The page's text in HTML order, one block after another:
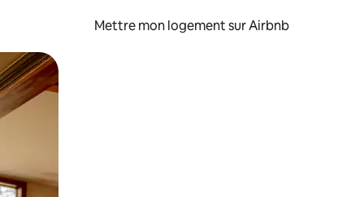
Mettre mon logement sur Airbnb